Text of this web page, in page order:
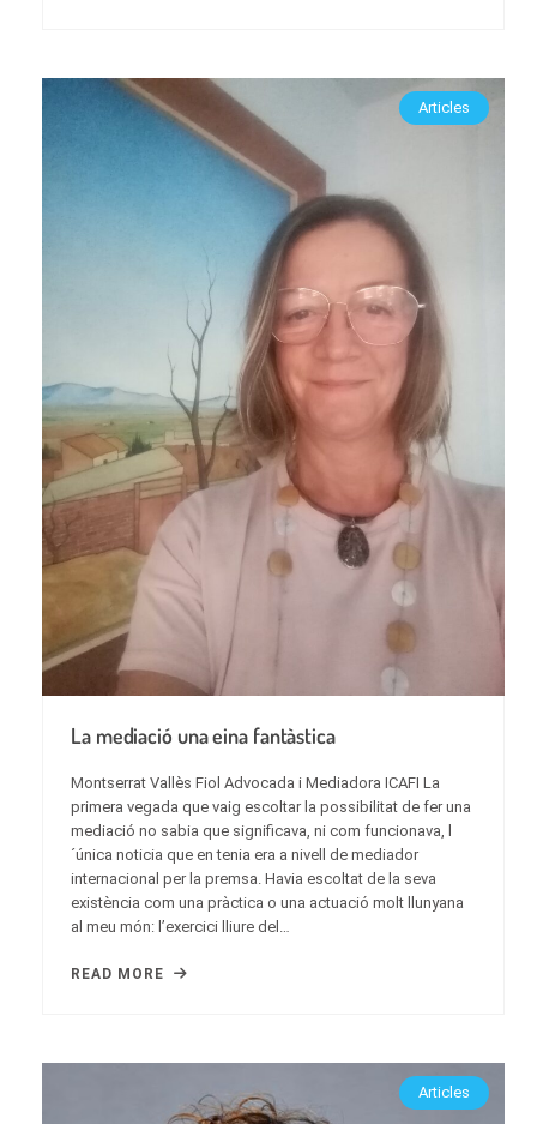
Articles
La mediació una eina fantàstica
Montserrat Vallès Fiol Advocada i Mediadora ICAFI La
primera vegada que vaig escoltar la possibilitat de fer una
mediació no sabia que significava, ni com funcionava, l
´única noticia que en tenia era a nivell de mediador
internacional per la premsa. Havia escoltat de la seva
existència com una pràctica o una actuació molt llunyana
al meu món: l’exercici lliure del…
READ MORE
Articles